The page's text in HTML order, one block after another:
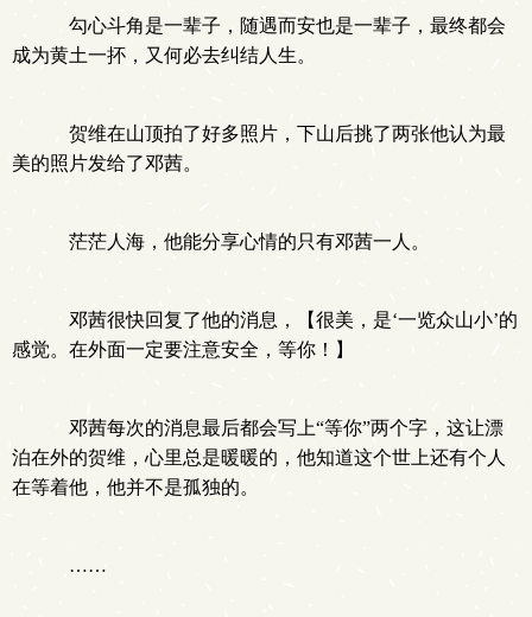
勾心斗角是一辈子，随遇而安也是一辈子，最终都会
成为黄土一抔，又何必去纠结人生。
贺维在山顶拍了好多照片，下山后挑了两张他认为最
美的照片发给了邓茜。
茫茫人海，他能分享心情的只有邓茜一人。
邓茜很快回复了他的消息，【很美，是‘一览众山小’的
感觉。在外面一定要注意安全，等你！】
邓茜每次的消息最后都会写上“等你”两个字，这让漂
泊在外的贺维，心里总是暖暖的，他知道这个世上还有个人
在等着他，他并不是孤独的。
……